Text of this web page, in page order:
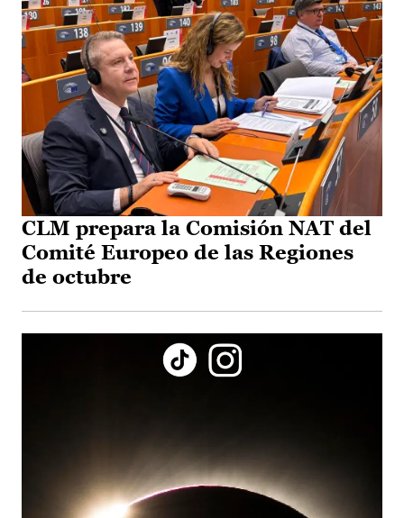
CLM prepara la Comisión NAT del
Comité Europeo de las Regiones
de octubre